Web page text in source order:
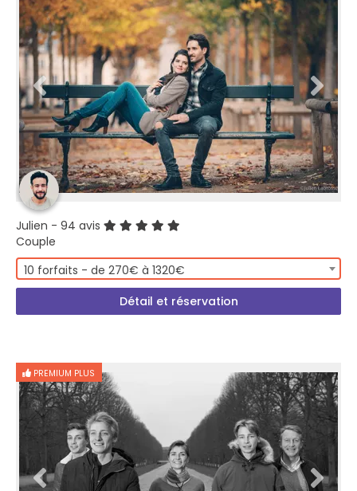
Julien - 94 avis
Couple
10 forfaits - de 270€ à 1320€
Détail et réservation
PREMIUM PLUS